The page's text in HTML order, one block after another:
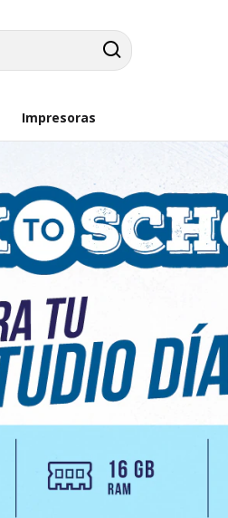
Impresoras